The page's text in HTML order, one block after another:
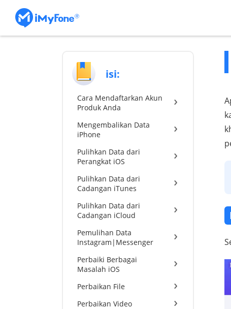
isi:
Cara Mendaftarkan Akun
Produk Anda
Mengembalikan Data
iPhone
Pulihkan Data dari
Perangkat iOS
Pulihkan Data dari
Cadangan iTunes
Pulihkan Data dari
Cadangan iCloud
Pemulihan Data
Instagram|Messenger
Perbaiki Berbagai
Masalah iOS
Perbaikan File
Perbaikan Video